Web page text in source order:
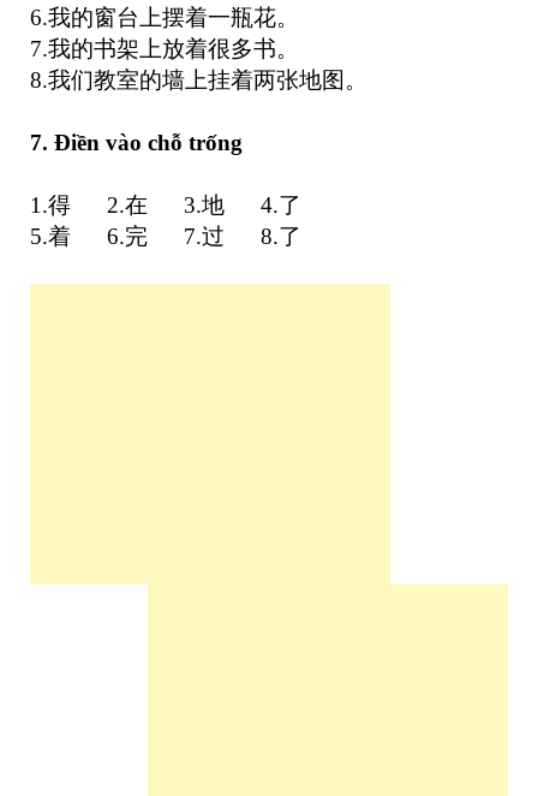
6.我的窗台上摆着一瓶花。
7.我的书架上放着很多书。
8.我们教室的墙上挂着两张地图。
7. Điền vào chỗ trống
1.得 2.在 3.地 4.了
5.着 6.完 7.过 8.了